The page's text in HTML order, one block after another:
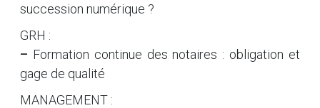
succession numérique ?
GRH :
– Formation continue des notaires : obligation et
gage de qualité
MANAGEMENT :